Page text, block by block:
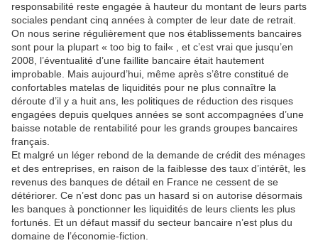
responsabilité reste engagée à hauteur du montant de leurs parts
sociales pendant cinq années à compter de leur date de retrait.
On nous serine régulièrement que nos établissements bancaires
sont pour la plupart « too big to fail« , et c’est vrai que jusqu’en
2008, l’éventualité d’une faillite bancaire était hautement
improbable. Mais aujourd’hui, même après s’être constitué de
confortables matelas de liquidités pour ne plus connaître la
déroute d’il y a huit ans, les politiques de réduction des risques
engagées depuis quelques années se sont accompagnées d’une
baisse notable de rentabilité pour les grands groupes bancaires
français.
Et malgré un léger rebond de la demande de crédit des ménages
et des entreprises, en raison de la faiblesse des taux d’intérêt, les
revenus des banques de détail en France ne cessent de se
détériorer. Ce n’est donc pas un hasard si on autorise désormais
les banques à ponctionner les liquidités de leurs clients les plus
fortunés. Et un défaut massif du secteur bancaire n’est plus du
domaine de l’économie-fiction.